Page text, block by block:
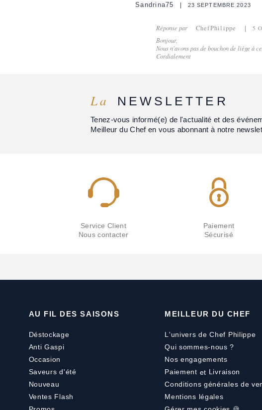
Sandrina75 23 SEPTEMBRE 2023
Réponse par ChefPhilippe 5
Bonjour,
Nous n'avons pas de bouchon de liège à
Cordialement
La NEWSLETTER
Tenez-vous informé(e) de l'actualité et des
Meilleur du Chef en vous abonnant à notre
Service Client
Nous contacter
Paiement
Sécurisé
AU FIL DES SAISONS
Déstockage
Anti Gaspi
Occasion
Saveurs d'été
Nouveau
Ventes Flash
MEILLEUR DU CHEF
L'univers de Chef Philippe
Qui sommes-nous ?
Nos engagements
Paiement et Livraison
Conditions générales de
Mentions légales